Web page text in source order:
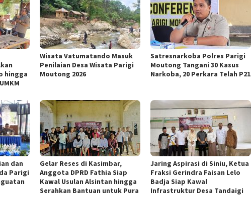
hingga
Wisata Vatumatando Masuk
Penilaian Desa Wisata Parigi
Moutong 2026
Satresnarkoba Polres Parigi
Moutong Tangani 30 Kasus
Narkoba, 20 Perkara Telah P21
dan
Parigi
Gelar Reses di Kasimbar,
Anggota DPRD Fathia Siap
Kawal Usulan Alsintan hingga
Serahkan Bantuan untuk Pura
Jaring Aspirasi di Siniu, Ketua
Fraksi Gerindra Faisan Lelo
Badja Siap Kawal
Infrastruktur Desa Tandaigi